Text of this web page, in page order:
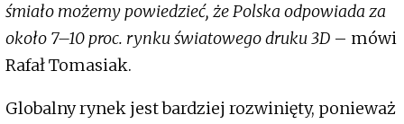
śmiało możemy powiedzieć, że Polska odpowiada za
około 7–10 proc. rynku światowego druku 3D – mówi
Rafał Tomasiak.
Globalny rynek jest bardziej rozwinięty, ponieważ